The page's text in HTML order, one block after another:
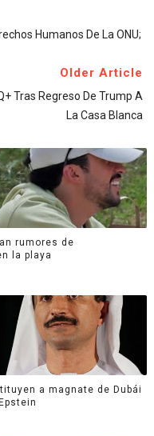
Humanos De La ONU;
Older Article
Tras Regreso De Trump A
La Casa Blanca
rumores de
la playa
a magnate de Dubái